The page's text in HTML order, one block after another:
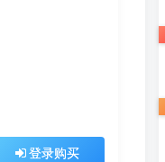
登录购买